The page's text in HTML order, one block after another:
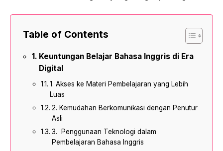
Table of Contents
Keuntungan Belajar Bahasa Inggris di Era
Digital
1. Akses ke Materi Pembelajaran yang Lebih
Luas
2. Kemudahan Berkomunikasi dengan Penutur
Asli
3. Penggunaan Teknologi dalam
Pembelajaran Bahasa Inggris